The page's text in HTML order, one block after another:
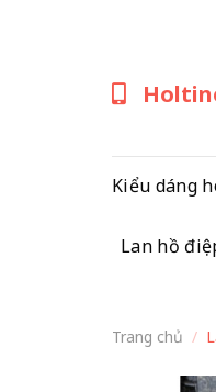
Kiểu dáng
Lan hồ
Trang chủ /